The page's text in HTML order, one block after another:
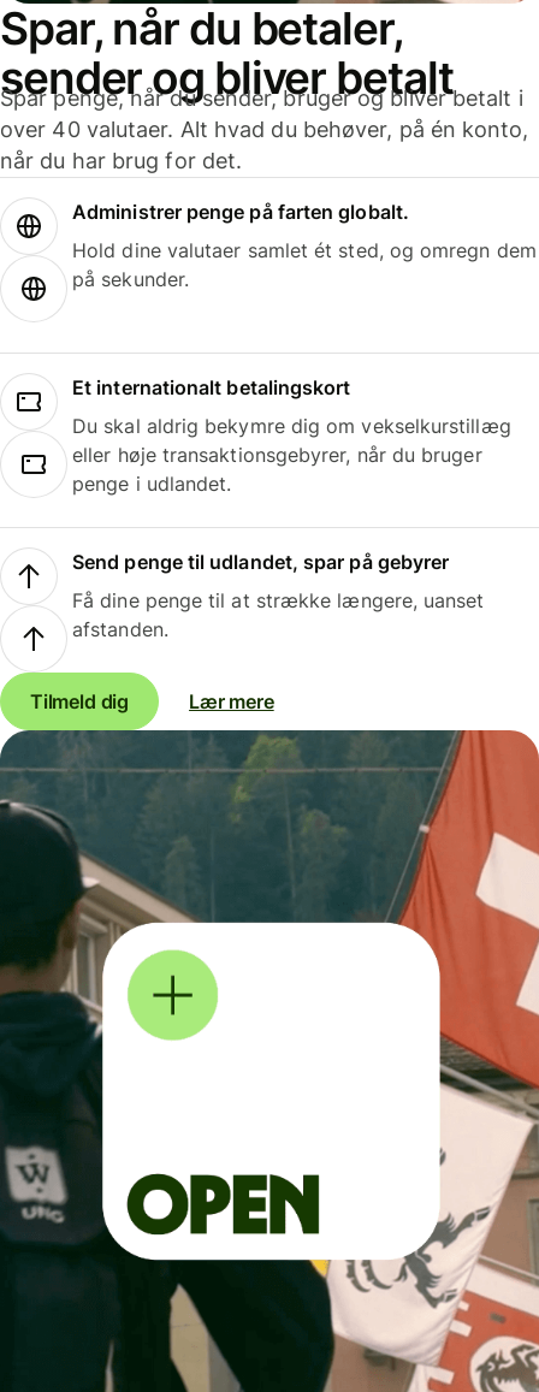
Spar, når du betaler,
sender og bliver betalt
Spar penge, når du sender, bruger og bliver betalt i
over 40 valutaer. Alt hvad du behøver, på én konto,
når du har brug for det.
Administrer penge på farten globalt.
Hold dine valutaer samlet ét sted, og omregn dem
på sekunder.
Et internationalt betalingskort
Du skal aldrig bekymre dig om vekselkurstillæg
eller høje transaktionsgebyrer, når du bruger
penge i udlandet.
Send penge til udlandet, spar på gebyrer
Få dine penge til at strække længere, uanset
afstanden.
Tilmeld dig Lær mere